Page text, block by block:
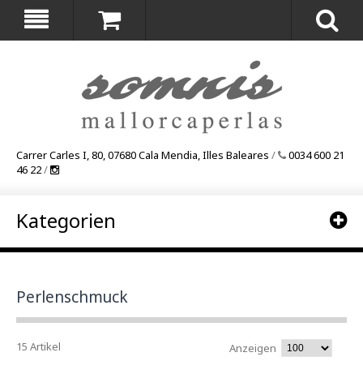
Carrer Carles I, 80, 07680 Cala Mendia, Illes Baleares /
0034 600 21
46 22/
Kategorien
Perlenschmuck
15 Artikel Anzeigen